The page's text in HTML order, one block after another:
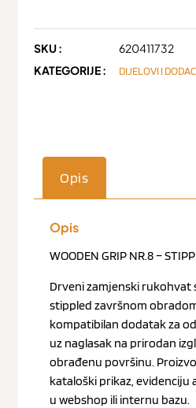
SKU :
620411732
KATEGORIJE :
DIJELOVI I
Opis
Opis
WOODEN GRIP NR.8 –
Drveni zamjenski rukohvat
stippled završnom
kompatibilan dodatak za
uz naglasak na prirodan
obrađenu površinu.
kataloški prikaz, evidenciju
u webshop ili internu bazu.